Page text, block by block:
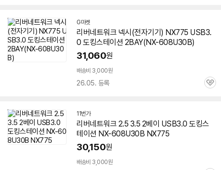
G마켓
리버네트워크 넥시(전자기기) NX775 USB3.
0 도킹스테이션 2BAY(NX-608U30B)
31,060원
배송비 3,000원
26.05. 등록
관
11번가
리버네트워크 2.5 3.5 2베이 USB3.0 도킹스
테이션 NX-608U30B NX775
30,150원
배송비 3,000원